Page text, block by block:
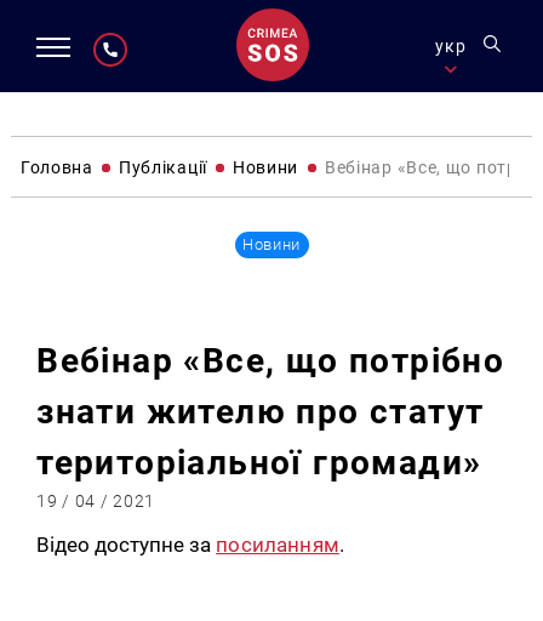
укр
Головна Публікації Новини Вебінар «Все, що
Новини
Вебінар «Все, що потрібно
знати жителю про статут
територіальної громади»
19 / 04 / 2021
Відео доступне за посиланням.